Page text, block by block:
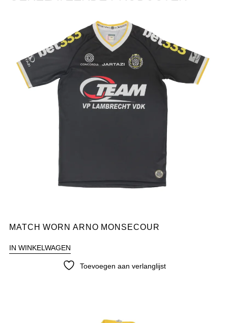
MATCH WORN ARNO MONSECOUR
IN WINKELWAGEN
Toevoegen aan verlanglijst